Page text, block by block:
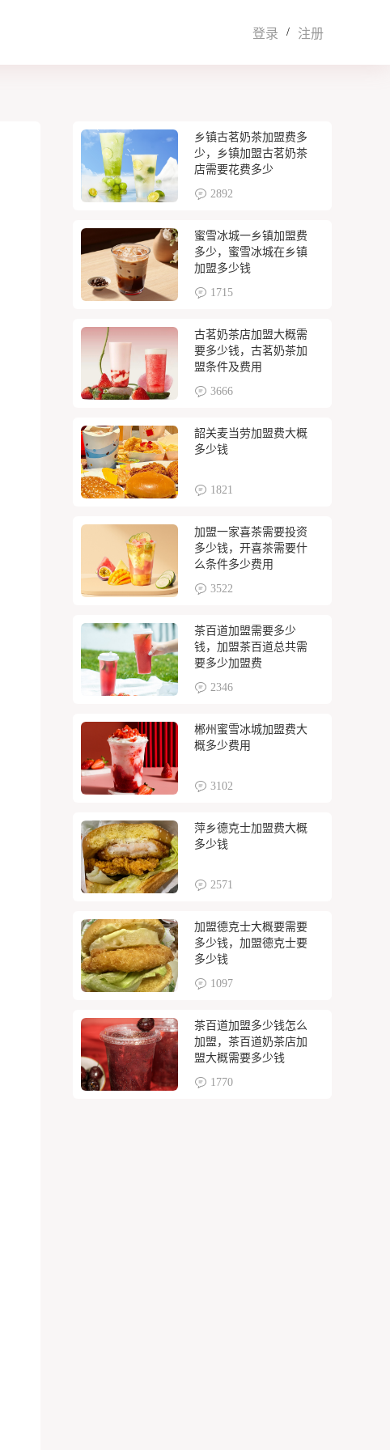
登录 / 注册
乡镇古茗奶茶加盟费多
少，乡镇加盟古茗奶茶
店需要花费多少
2892
蜜雪冰城一乡镇加盟费
多少，蜜雪冰城在乡镇
加盟多少钱
1715
古茗奶茶店加盟大概需
要多少钱，古茗奶茶加
盟条件及费用
3666
韶关麦当劳加盟费大概
多少钱
1821
加盟一家喜茶需要投资
多少钱，开喜茶需要什
么条件多少费用
3522
茶百道加盟需要多少
钱，加盟茶百道总共需
要多少加盟费
2346
郴州蜜雪冰城加盟费大
概多少费用
3102
萍乡德克士加盟费大概
多少钱
2571
加盟德克士大概要需要
多少钱，加盟德克士要
多少钱
1097
茶百道加盟多少钱怎么
加盟，茶百道奶茶店加
盟大概需要多少钱
1770